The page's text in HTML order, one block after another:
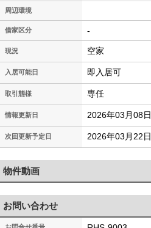
周辺環境
借家区分 -
現況 空家
入居可能日 即入居可
取引態様 専任
情報更新日 2026年03月08日
次回更新予定日 2026年03月22日
物件動画
お問い合わせ